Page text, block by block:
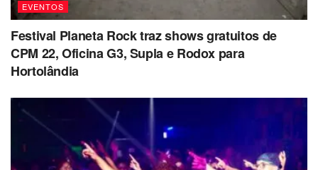
EVENTOS
Festival Planeta Rock traz shows gratuitos de
CPM 22, Oficina G3, Supla e Rodox para
Hortolândia